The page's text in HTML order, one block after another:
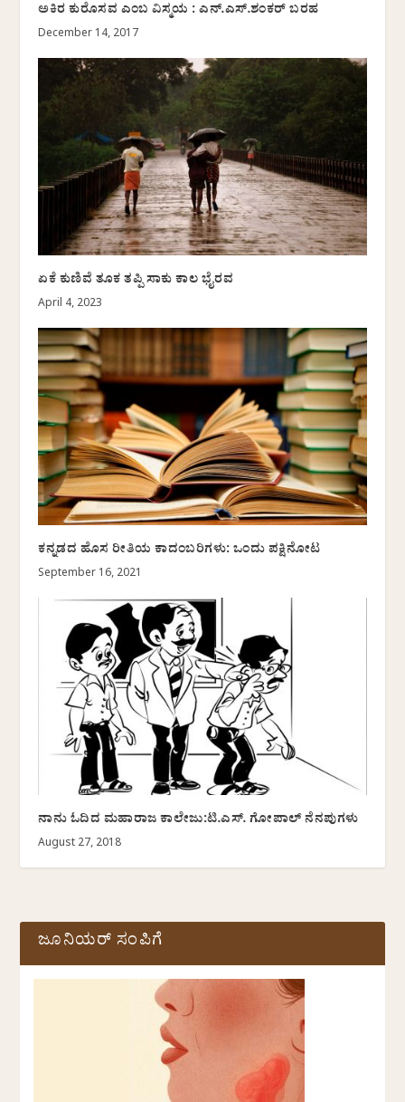
ಅಕಿರ ಕುರೊಸವ ಎಂಬ ವಿಸ್ಮಯ : ಎನ್.ಎಸ್.ಶಂಕರ್ ಬರಹ
December 14, 2017
ಏಕೆ ಕುಣಿವೆ ತೂಕ ತಪ್ಪಿ ಸಾಕು ಕಾಲ ಭೈರವ
April 4, 2023
ಕನ್ನಡದ ಹೊಸ ರೀತಿಯ ಕಾದಂಬರಿಗಳು: ಒಂದು ಪಕ್ಷಿನೋಟ
September 16, 2021
ನಾನು ಓದಿದ ಮಹಾರಾಜ ಕಾಲೇಜು:ಟಿ.ಎಸ್. ಗೋಪಾಲ್ ನೆನಪುಗಳು
August 27, 2018
ಜೂನಿಯರ್ ಸಂಪಿಗೆ